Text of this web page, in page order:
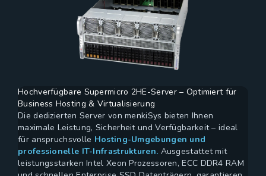
Hochverfügbare Supermicro 2HE-Server – Optimiert für
Business Hosting & Virtualisierung
Die dedizierten Server von menkiSys bieten Ihnen
maximale Leistung, Sicherheit und Verfügbarkeit – ideal
für anspruchsvolle Hosting-Umgebungen und
professionelle IT-Infrastrukturen. Ausgestattet mit
leistungsstarken Intel Xeon Prozessoren, ECC DDR4 RAM